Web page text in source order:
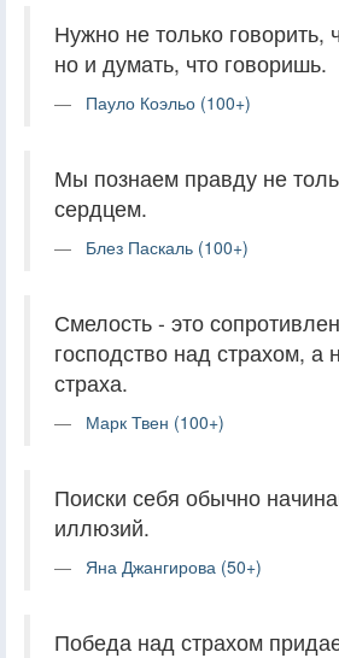
Нужно не только говорить,
но и думать, что говоришь.
Пауло Коэльо (100+)
Мы познаем правду не
сердцем.
Блез Паскаль (100+)
Смелость - это
господство над страхом, а
страха.
Марк Твен (100+)
Поиски себя обычно
иллюзий.
Яна Джангирова (50+)
Победа над страхом